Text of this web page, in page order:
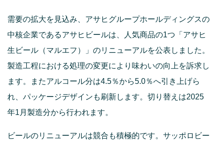
需要の拡大を見込み、アサヒグループホールディングスの
中核企業であるアサヒビールは、人気商品の1つ「アサヒ
生ビール（マルエフ）」のリニューアルを公表しました。
製造工程における処理の変更により味わいの向上を訴求し
ます。またアルコール分は4.5％から5.0％へ引き上げら
れ、パッケージデザインも刷新します。切り替えは2025
年1月製造分から行われます。
ビールのリニューアルは競合も積極的です。サッポロビー